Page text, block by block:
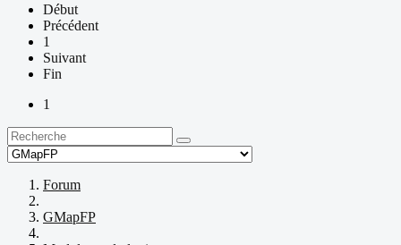
Début
Précédent
1
Suivant
Fin
1
Forum
GMapFP